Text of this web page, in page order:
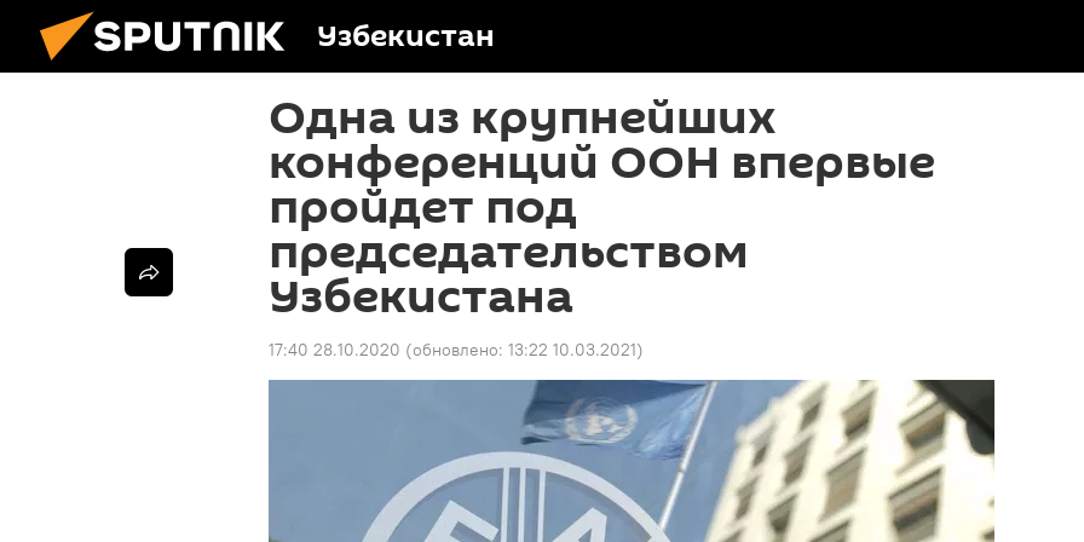
Узбекистан
Одна из крупнейших
конференций ООН впервые
пройдет под
председательством
Узбекистана
17:40 28.10.2020 (обновлено: 13:22 10.03.2021)